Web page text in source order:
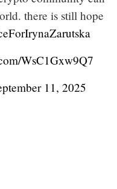
there is still hope
WsC1Gxw9Q7
11, 2025